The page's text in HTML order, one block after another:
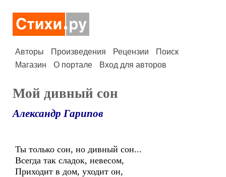
Авторы Произведения Рецензии
Поиск
Магазин
О портале Вход для авторов
Мой дивный сон
Александр Гарипов
Ты только сон, но дивный сон...
Всегда так сладок, невесом,
Приходит в дом, уходит он,